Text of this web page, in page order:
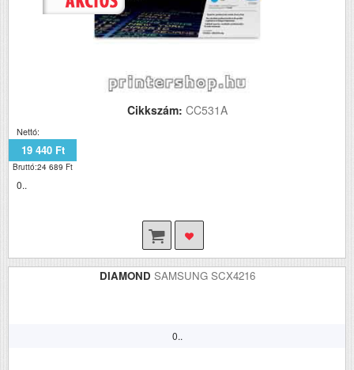
Cikkszám: CC531A
Nettó:
19 440 Ft
Bruttó:24 689 Ft
0..
DIAMOND SAMSUNG SCX4216
0..